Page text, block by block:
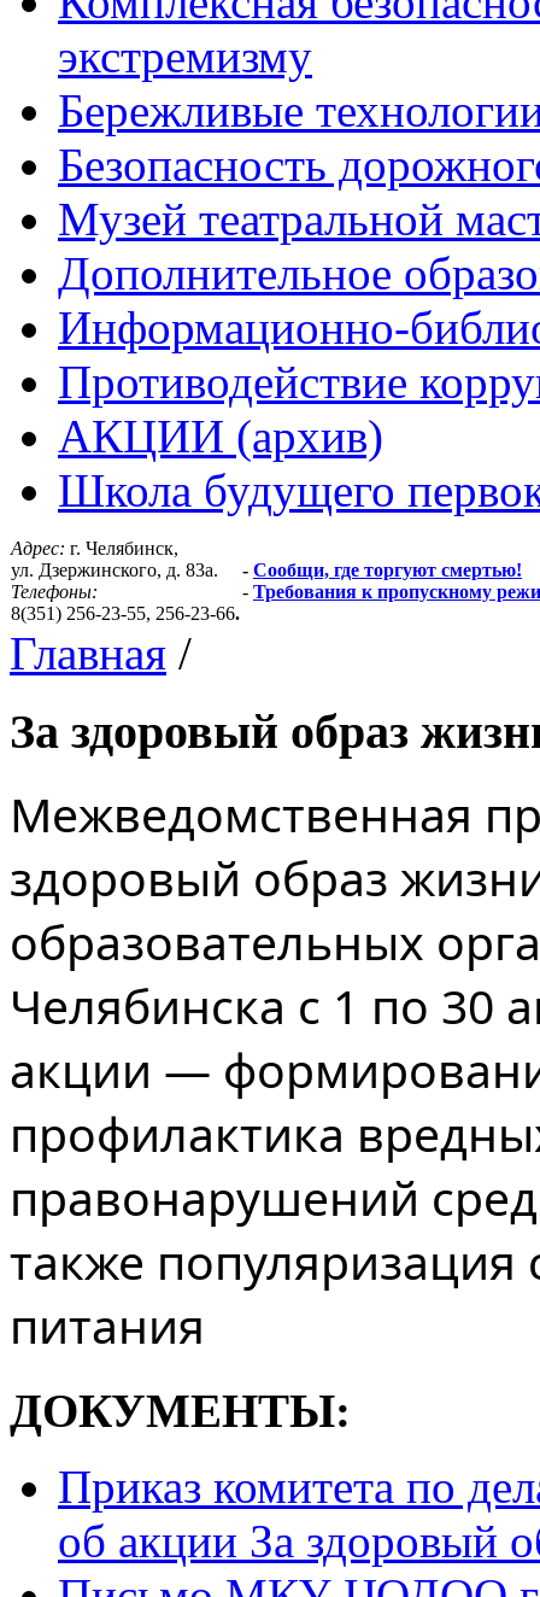
экстремизму
Бережливые
Безопасность
Музей театральной
Дополнительное
Информационно-
Противодействие
АКЦИИ (архив)
Школа будущего
Адрес: г. Челябинск,
ул. Дзержинского, д. 83а.
Телефоны:
8(351) 256-23-55, 256-23-66.
- Сообщи, где торгуют смертью!
- Требования к пропускному
Главная /
За здоровый образ
Межведомственная
здоровый образ
образовательных
Челябинска с 1 по 30
акции —
профилактика
правонарушений
также популяризация
питания
ДОКУМЕНТЫ:
Приказ комитета по
об акции За здоровый